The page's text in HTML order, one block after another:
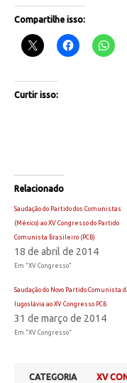
Compartilhe isso:
Curtir isso:
Relacionado
Saudação do Partido dos Comunistas
(México) ao XV Congresso do Partido
Comunista Brasileiro (PCB)
18 de abril de 2014
Em "XV Congresso"
Saudação do Novo Partido Comunista
Iugoslávia ao XV Congresso PCB
31 de março de 2014
Em "XV Congresso"
CATEGORIA
XV